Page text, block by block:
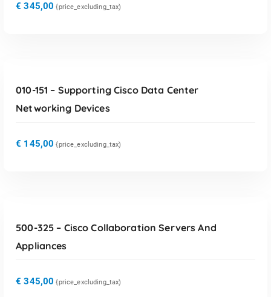
€ 345,00 {price_excluding_tax)
010-151 – Supporting Cisco Data Center
Networking Devices
€ 145,00 {price_excluding_tax)
500-325 – Cisco Collaboration Servers And
Appliances
€ 345,00 {price_excluding_tax)